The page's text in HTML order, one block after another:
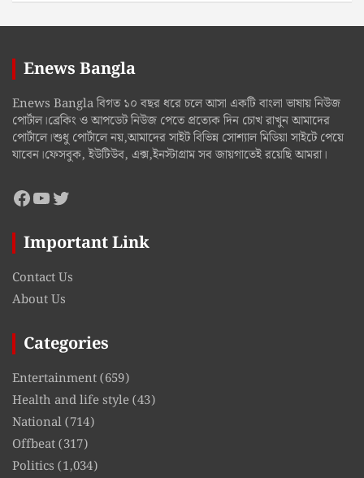
Enews Bangla
Enews Bangla বিগত ১০ বছর ধরে চলে আসা একটি বাংলা ভাষায় নিউজ
পোর্টাল।ব্রেকিং ও আপডেট নিউজ পেতে প্রত্যেক দিন চোখ রাখুন আমাদের
পোর্টালে।শুধু পোর্টালে নয়,আমাদের সাইট বিভিন্ন সোশ্যাল মিডিয়া সাইটে পেয়ে
যাবেন।ফেসবুক, ইউটিউব, এক্স,ইনস্টাগ্রাম সব জায়গাতেই রয়েছি আমরা।
Facebook
YouTube
Twitter
Important Link
Contact Us
About Us
Categories
Entertainment(659)
Health and life style(43)
National(714)
Offbeat(317)
Politics (1,034)